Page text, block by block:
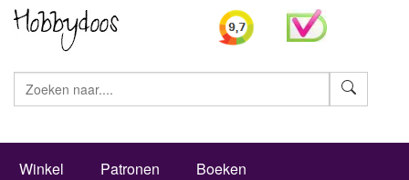
Winkel Patronen Boeken